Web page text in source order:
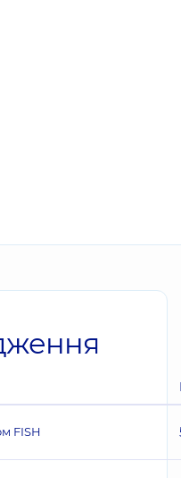
FISH